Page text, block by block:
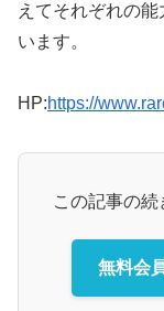
えてそれぞれの
います。
HP:https://
この記事の
無料会